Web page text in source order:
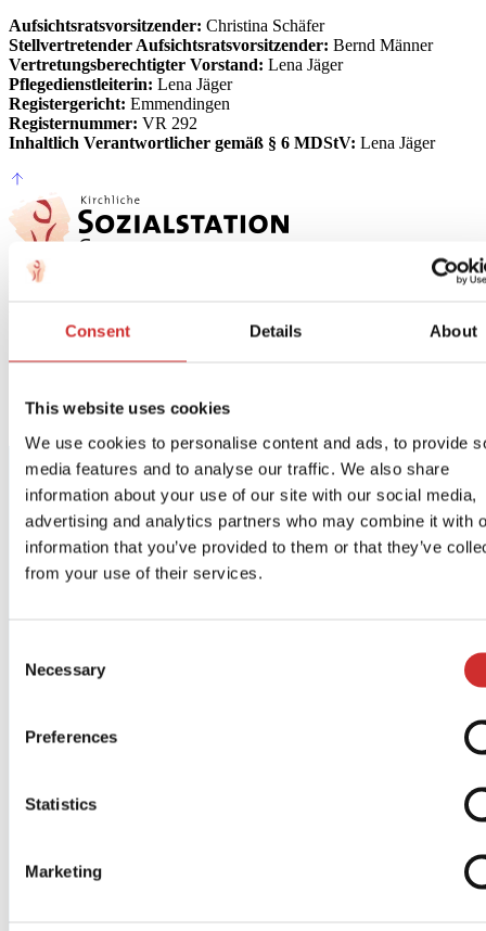
Consent Details About
This website uses cookies
We use cookies to personalise content and ads, to provide
media features and to analyse our traffic. We also share
information about your use of our site with our social media,
advertising and analytics partners who may combine it with
information that you’ve provided to them or that they’ve
from your use of their services.
Selection
Necessary
Preferences
Statistics
Marketing
Aufsichtsratsvorsitzender: Christina Schäfer
Stellvertretender Aufsichtsratsvorsitzender: Bernd Männer
Vertretungsberechtigter Vorstand: Lena Jäger
Pflegedienstleiterin: Lena Jäger
Registergericht: Emmendingen
Registernummer: VR 292
Inhaltlich Verantwortlicher gemäß § 6 MDStV: Lena Jäger
Nach oben scrollen
Ihr zuverlässiger Partner für alle Anliegen, wenn Menschen zu
Unsere Leistungen
Über uns